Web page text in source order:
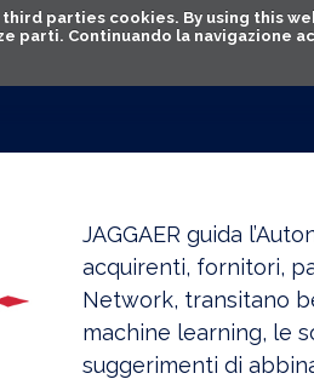
parties cookies. By using this
parti. Continuando la navigazione
JAGGAER guida
acquirenti, fornitori,
Network, transitano
machine learning, le
suggerimenti di